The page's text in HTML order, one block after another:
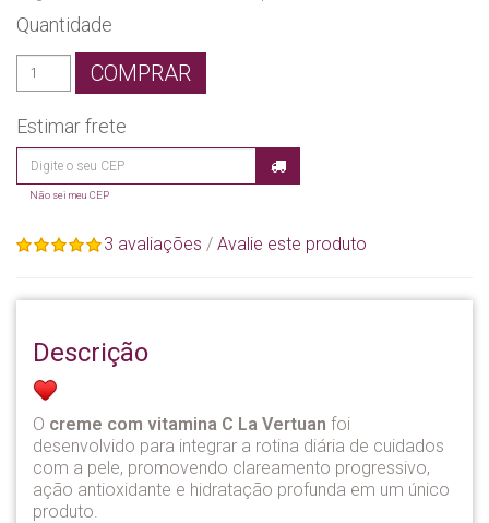
Quantidade
COMPRAR
Estimar frete
Não sei meu CEP
3 avaliações / Avalie este produto
Descrição
O creme com vitamina C La Vertuan foi
desenvolvido para integrar a rotina diária de cuidados
com a pele, promovendo clareamento progressivo,
ação antioxidante e hidratação profunda em um único
produto.